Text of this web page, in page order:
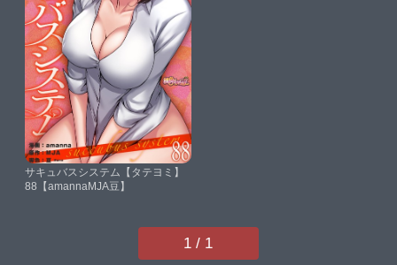
サキュバスシステム【タテヨミ】
88【amannaMJA豆】
1 / 1